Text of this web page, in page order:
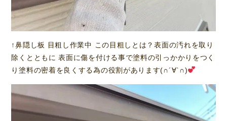
↑鼻隠し板 目粗し作業中 この目粗しとは？表面の汚れを取り
除くとともに 表面に傷を付ける事で塗料の引っかかりをつく
り塗料の密着を良くする為の役割があります(∩´∀`∩)